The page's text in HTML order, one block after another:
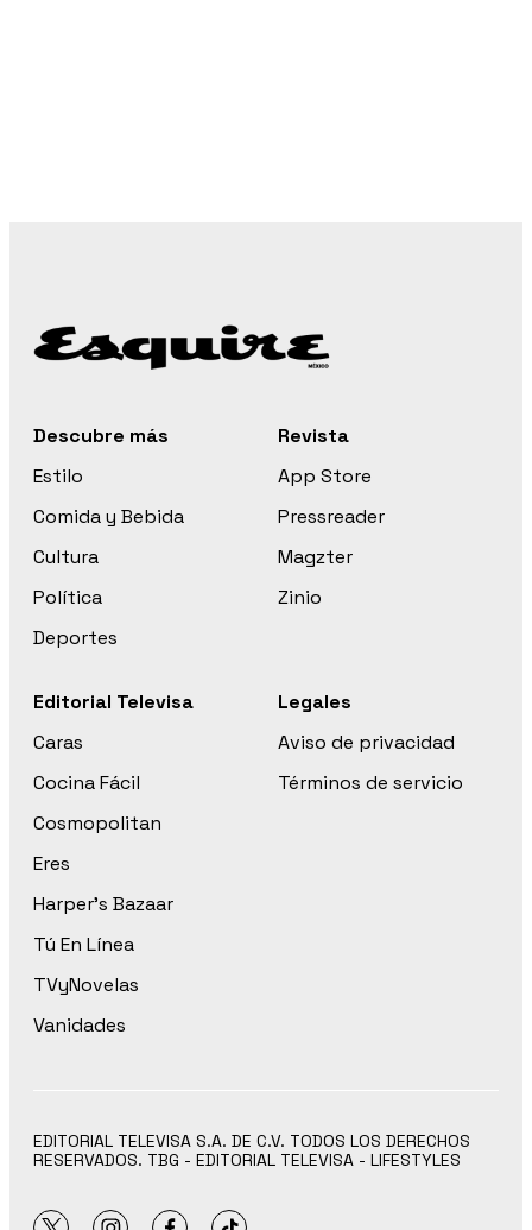
Descubre más
Estilo
Comida y Bebida
Cultura
Política
Deportes
Revista
App Store
Pressreader
Magzter
Zinio
Editorial Televisa
Caras
Cocina Fácil
Cosmopolitan
Eres
Harper’s Bazaar
Tú En Línea
TVyNovelas
Vanidades
Legales
Aviso de privacidad
Términos de servicio
EDITORIAL TELEVISA S.A. DE C.V. TODOS LOS DERECHOS
RESERVADOS. TBG - EDITORIAL TELEVISA - LIFESTYLES